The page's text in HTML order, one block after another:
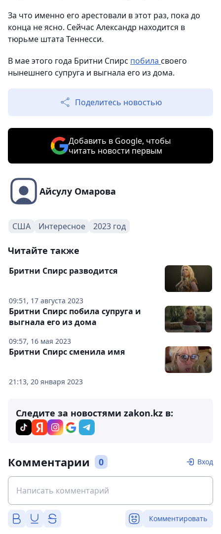
За что именно его арестовали в этот раз, пока до
конца не ясно. Сейчас Александр находится в
тюрьме штата Теннесси.
В мае этого года Бритни Спирс побила своего
нынешнего супруга и выгнала его из дома.
Поделитесь новостью
Добавить в Google, чтобы
читать новости первым
Айсулу Омарова
США Интересное 2023 год
Читайте также
09:51, 17 августа 2023
Бритни Спирс разводится
09:57, 16 мая 2023
Бритни Спирс побила супруга и
выгнала его из дома
21:13, 20 января 2023
Бритни Спирс сменила имя
Следите за новостями zakon.kz в:
Комментарии 0 Вход
Комментировать